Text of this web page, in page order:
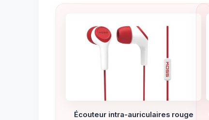
Écouteur intra-auriculaires rouge